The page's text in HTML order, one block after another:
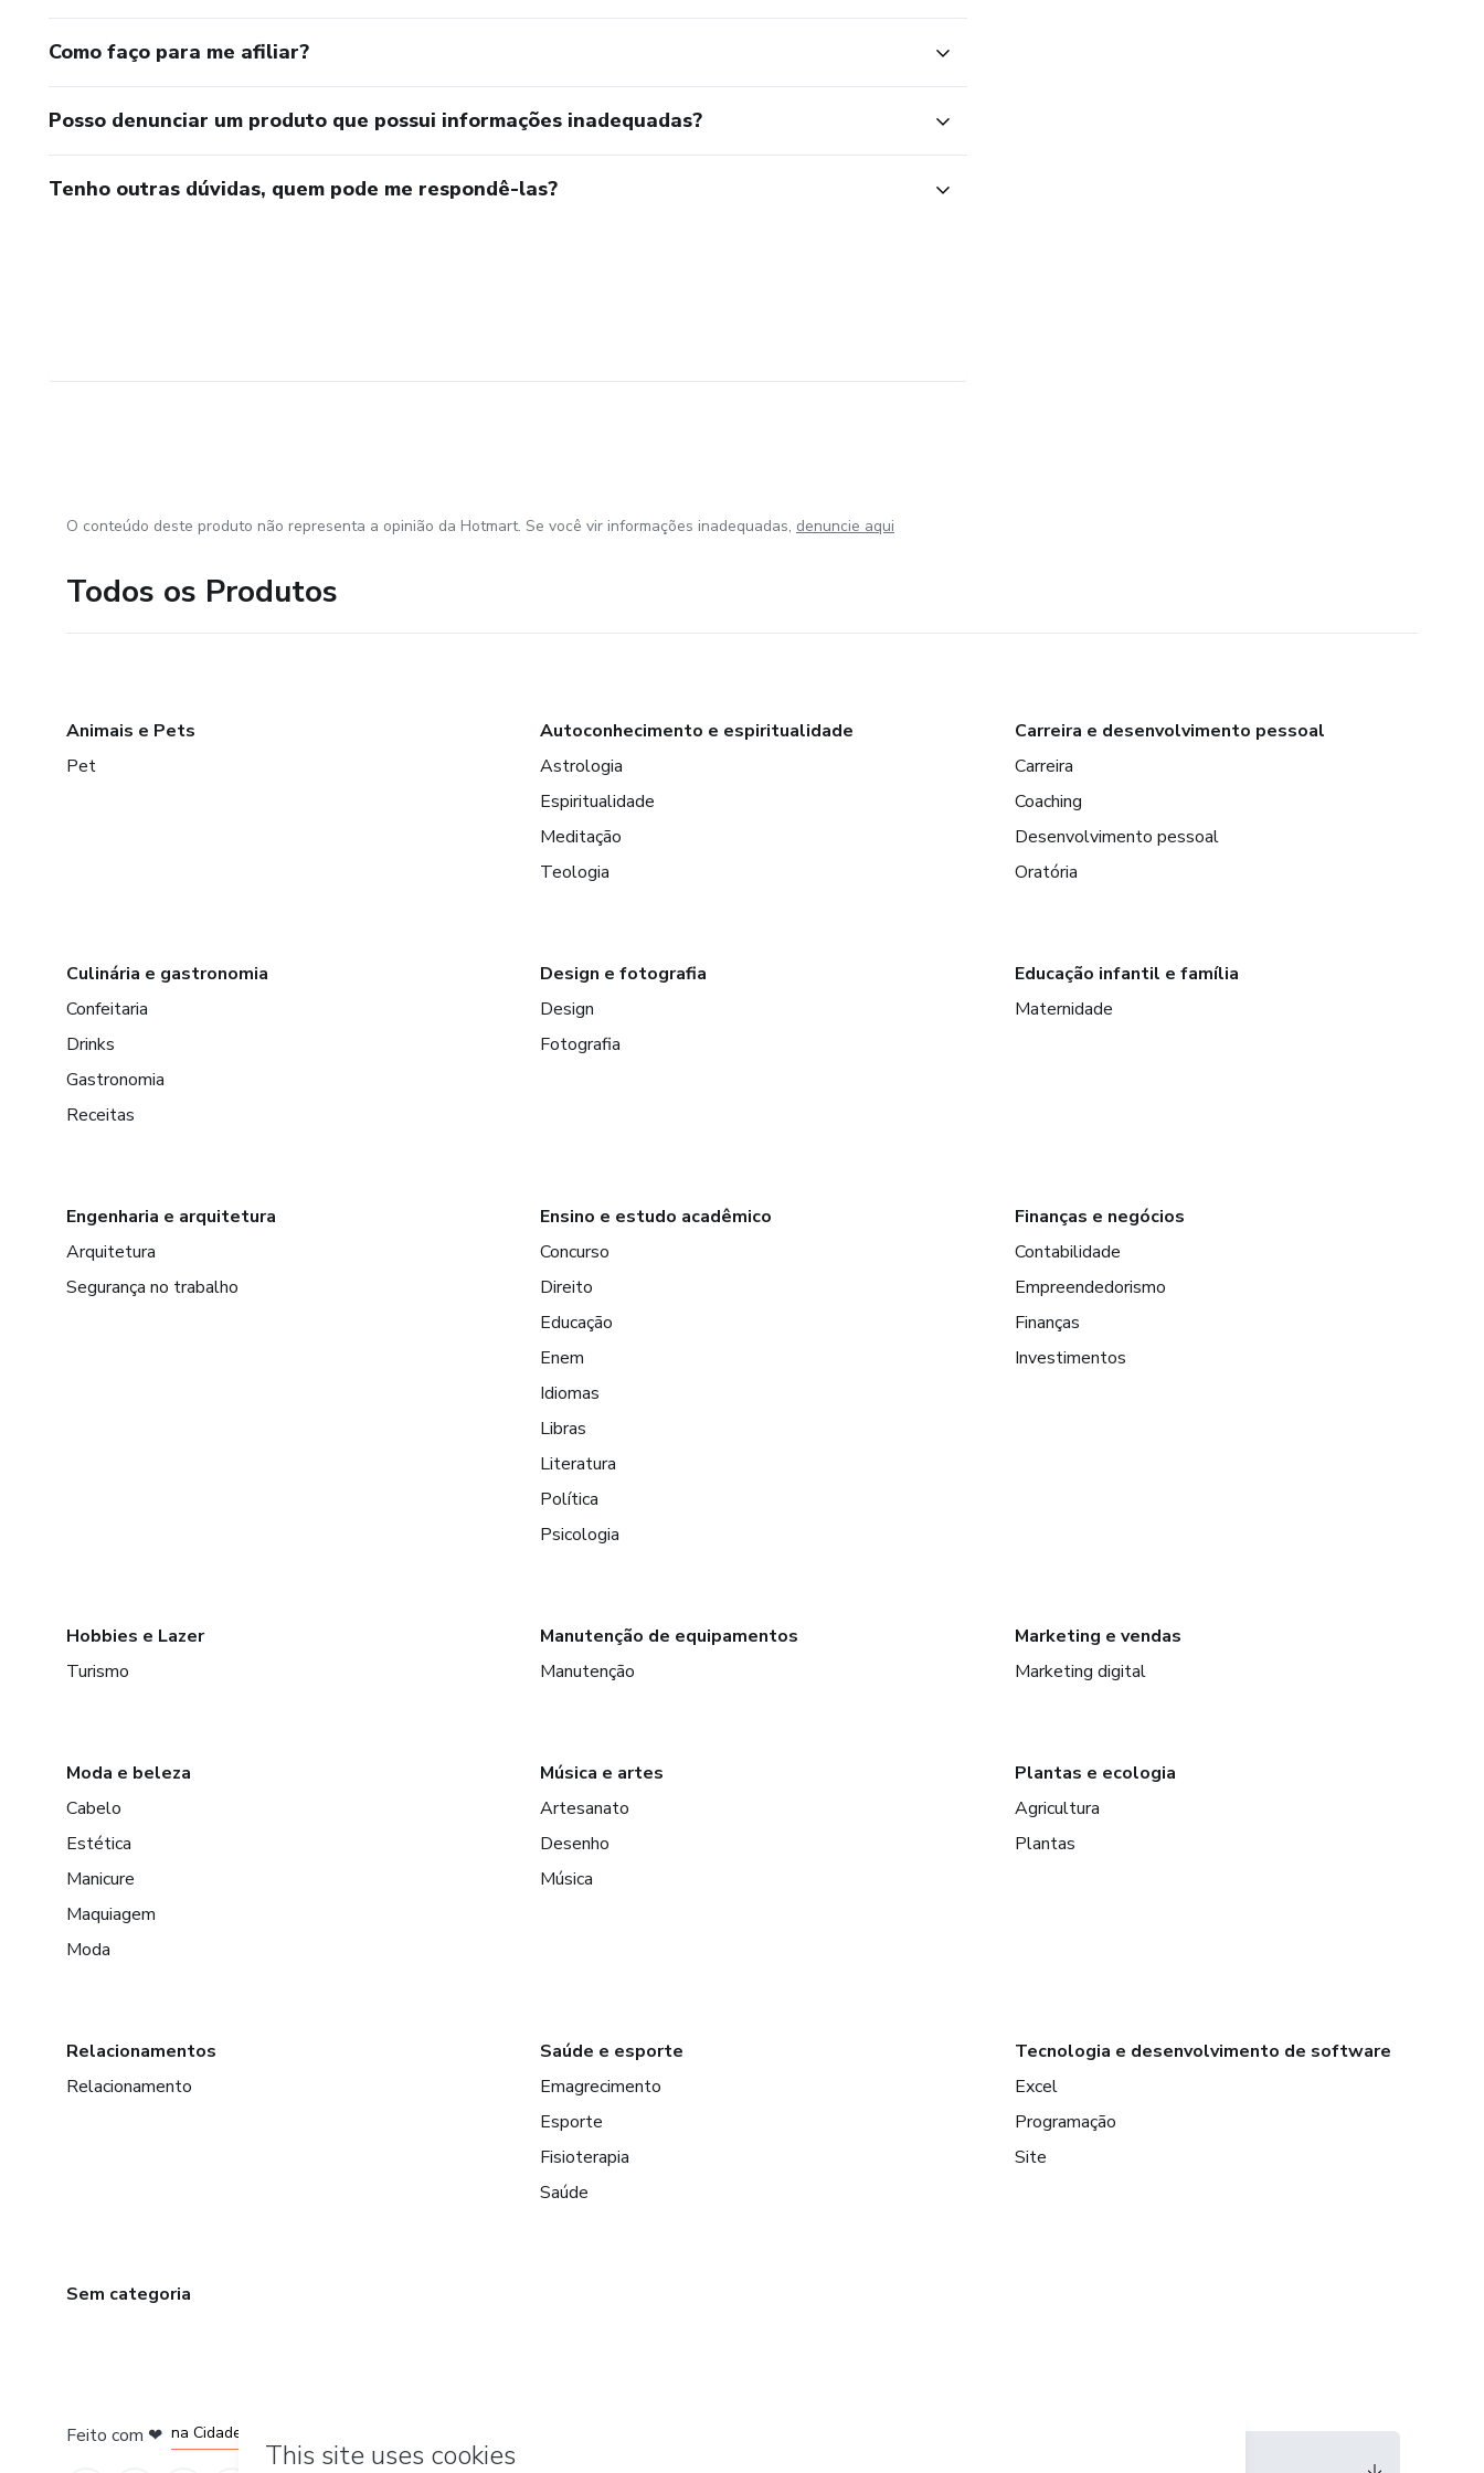
Como faço para me afiliar?
Posso denunciar um produto que possui informações inadequadas?
Tenho outras dúvidas, quem pode me respondê-las?
O conteúdo deste produto não representa a opinião da Hotmart. Se você vir informações inadequadas, denuncie aqui
Todos os Produtos
Animais e Pets
Pet
Autoconhecimento e espiritualidade
Astrologia
Espiritualidade
Meditação
Teologia
Carreira e desenvolvimento pessoal
Carreira
Coaching
Desenvolvimento pessoal
Oratória
Culinária e gastronomia
Confeitaria
Drinks
Gastronomia
Receitas
Design e fotografia
Design
Fotografia
Educação infantil e família
Maternidade
Engenharia e arquitetura
Arquitetura
Segurança no trabalho
Ensino e estudo acadêmico
Concurso
Direito
Educação
Enem
Idiomas
Libras
Literatura
Política
Psicologia
Finanças e negócios
Contabilidade
Empreendedorismo
Finanças
Investimentos
Hobbies e Lazer
Turismo
Manutenção de equipamentos
Manutenção
Marketing e vendas
Marketing digital
Moda e beleza
Cabelo
Estética
Manicure
Maquiagem
Moda
Música e artes
Artesanato
Desenho
Música
Plantas e ecologia
Agricultura
Plantas
Relacionamentos
Relacionamento
Saúde e esporte
Emagrecimento
Esporte
Fisioterapia
Saúde
Tecnologia e desenvolvimento de software
Excel
Programação
Site
Sem categoria
Feito com ❤
em Belo Horizonte
na Cidade do México